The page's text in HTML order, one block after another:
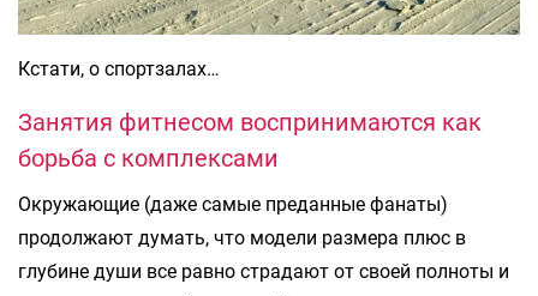
Кстати, о спортзалах…
Занятия фитнесом воспринимаются как
борьба с комплексами
Окружающие (даже самые преданные фанаты)
продолжают думать, что модели размера плюс в
глубине души все равно страдают от своей полноты и